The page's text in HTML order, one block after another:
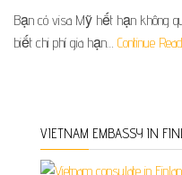
Bạn có visa Mỹ hết hạn không
biết chi phí gia hạn… Continue
VIETNAM EMBASSY IN